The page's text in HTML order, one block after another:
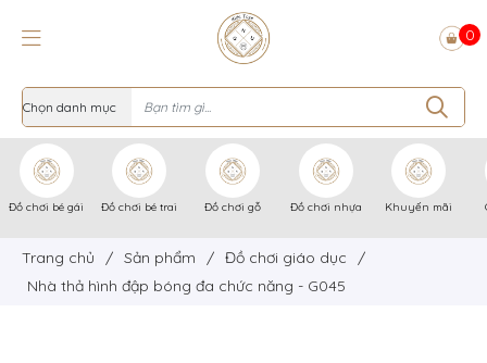
0
Đồ chơi bé gái Đồ chơi bé trai Đồ chơi gỗ Đồ chơi nhựa Khuyến mãi
Trang chủ / Sản phẩm / Đồ chơi giáo dục
/
Nhà thả hình đập bóng đa chức năng - G045